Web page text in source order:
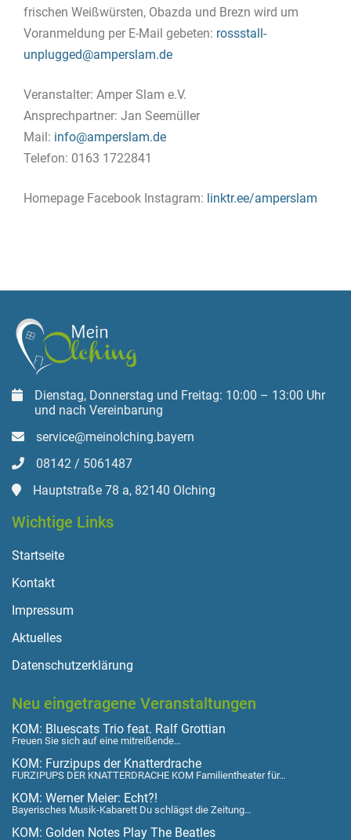
frischen Weißwürsten, Obazda und Brezn wird um
Voranmeldung per E-Mail gebeten: rossstall-
unplugged@amperslam.de
Veranstalter: Amper Slam e.V.
Ansprechpartner: Jan Seemüller
Mail: info@amperslam.de
Telefon: 0163 1722841
Homepage Facebook Instagram: linktr.ee/amperslam
Dienstag, Donnerstag und Freitag: 10:00 – 13:00 Uhr
und nach Vereinbarung
service@meinolching.bayern
08142 / 5061487
Hauptstraße 78 a, 82140 Olching
Wichtige Links
Startseite
Kontakt
Impressum
Aktuelles
Datenschutzerklärung
Neu eingetragene Veranstaltungen
KOM: Bluescats Trio feat. Ralf Grottian
Freuen Sie sich auf eine mitreißende…
KOM: Furzipups der Knatterdrache
FURZIPUPS DER KNATTERDRACHE KOM Familientheater für…
KOM: Werner Meier: Echt?!
Bayerisches Musik-Kabarett Du schlägst die Zeitung…
KOM: Golden Notes Play The Beatles